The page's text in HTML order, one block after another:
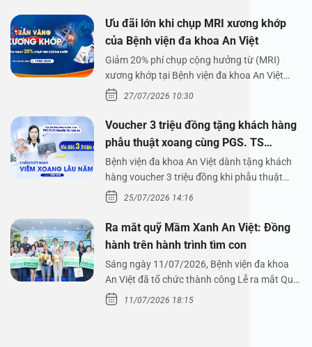
Ưu đãi lớn khi chụp MRI xương khớp
của Bệnh viện đa khoa An Việt
Giảm 20% phí chụp cộng hưởng từ (MRI)
xương khớp tại Bệnh viện đa khoa An Việt
Bệnh viện đa…
27/07/2026 10:30
Voucher 3 triệu đồng tặng khách hàng
phẫu thuật xoang cùng PGS. TS
Nguyễn Thị Hoài An
Bệnh viện đa khoa An Việt dành tặng khách
hàng voucher 3 triệu đồng khi phẫu thuật
xoang cùng PGS.…
25/07/2026 14:16
Ra mắt quỹ Mầm Xanh An Việt: Đồng
hành trên hành trình tìm con
Sáng ngày 11/07/2026, Bệnh viện đa khoa
An Việt đã tổ chức thành công Lễ ra mắt Quỹ
Mầm Xanh…
11/07/2026 18:15